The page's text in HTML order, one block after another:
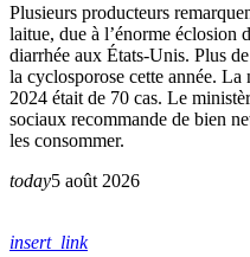
Plusieurs producteurs
laitue, due à l’énorme éclosion
diarrhée aux États-Unis. Plus
la cyclosporose cette année. La
2024 était de 70 cas. Le
sociaux recommande de bien
les consommer.
today5 août 2026
insert_link